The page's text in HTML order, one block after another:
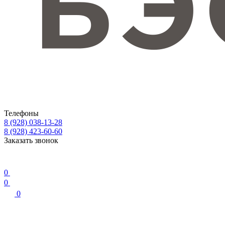
Телефоны
8 (928) 038-13-28
8 (928) 423-60-60
Заказать звонок
0
0
0